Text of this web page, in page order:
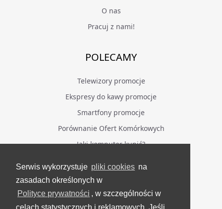
Serwis wykorzystuje pliki cookies na
zasadach określonych w
Polityce prywatności , w szczególności w
celach statystycznych i reklamowych. Jeśli
O nas
Pracuj z nami!
POLECAMY
Telewizory promocje
Ekspresy do kawy promocje
Smartfony promocje
Porównanie Ofert Komórkowych
Jaki komputer kupić?
BĄDŹ NA BIEŻĄCO
Facebook